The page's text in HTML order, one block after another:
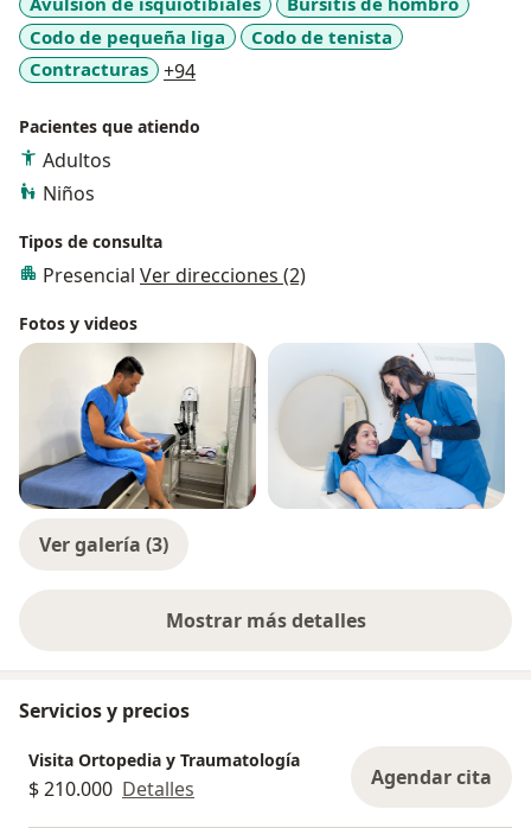
Codo de pequeña liga
Codo de tenista
Contracturas
+94a11y_sr_more_diseases
Pacientes que atiendo
Adultos
Niños
Tipos de consulta
Presencial Ver direcciones (2)
Fotos y videos
Ver galería (3)
Mostrar más detalles
sobre la experiencia
Servicios y precios
Visita Ortopedia y Traumatología
$ 210.000 Detalles Agendar cita